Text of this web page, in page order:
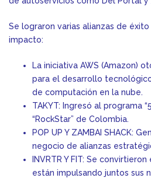
Se lograron varias alianzas de
impacto:
La iniciativa AWS (Amazon)
para el desarrollo
de computación en la nube.
TAKYT: Ingresó al programa
“RockStar” de Colombia.
POP UP Y ZAMBAI SHACK:
negocio de alianzas
INVRTR Y FIT: Se
están impulsando juntos sus